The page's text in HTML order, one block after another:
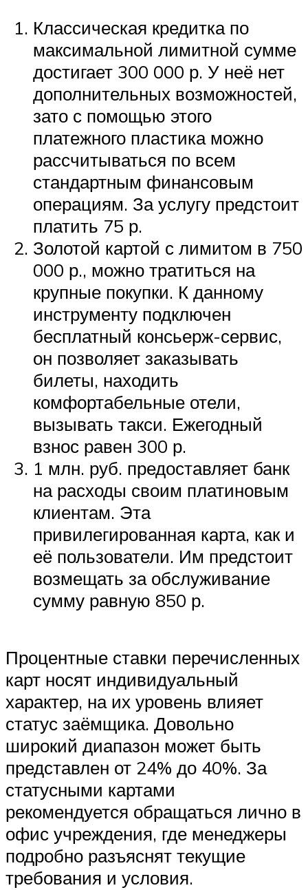
Классическая кредитка по
максимальной лимитной сумме
достигает 300 000 р. У неё нет
дополнительных возможностей,
зато с помощью этого
платежного пластика можно
рассчитываться по всем
стандартным финансовым
операциям. За услугу предстоит
платить 75 р.
Золотой картой с лимитом в 750
000 р., можно тратиться на
крупные покупки. К данному
инструменту подключен
бесплатный консьерж-сервис,
он позволяет заказывать
билеты, находить
комфортабельные отели,
вызывать такси. Ежегодный
взнос равен 300 р.
1 млн. руб. предоставляет банк
на расходы своим платиновым
клиентам. Эта
привилегированная карта, как и
её пользователи. Им предстоит
возмещать за обслуживание
сумму равную 850 р.
Процентные ставки перечисленных
карт носят индивидуальный
характер, на их уровень влияет
статус заёмщика. Довольно
широкий диапазон может быть
представлен от 24% до 40%. За
статусными картами
рекомендуется обращаться лично в
офис учреждения, где менеджеры
подробно разъяснят текущие
требования и условия.